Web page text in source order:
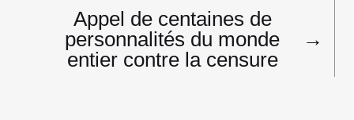
Appel de centaines de
personnalités du monde
entier contre la censure
→